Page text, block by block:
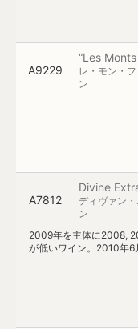
A9229
“Les
レ・モン・
ン
A7812
Divine
ディヴァン
ン
2009年を主体に2008,
が低いワイン。2010年6